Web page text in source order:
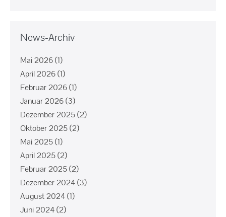
News-Archiv
Mai 2026(1)
April 2026(1)
Februar 2026(1)
Januar 2026(3)
Dezember 2025(2)
Oktober 2025(2)
Mai 2025(1)
April 2025(2)
Februar 2025(2)
Dezember 2024(3)
August 2024(1)
Juni 2024(2)